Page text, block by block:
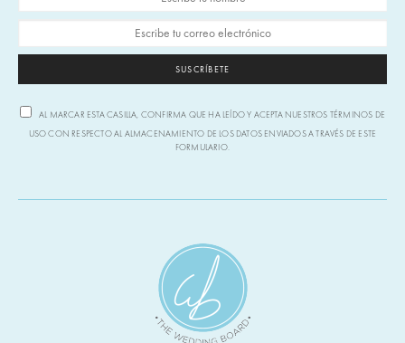
SUSCRÍBETE
AL MARCAR ESTA CASILLA, CONFIRMA QUE HA LEÍDO Y ACEPTA NUESTROS TÉRMINOS DE
USO CON RESPECTO AL ALMACENAMIENTO DE LOS DATOS ENVIADOS A TRAVÉS DE ESTE
FORMULARIO.